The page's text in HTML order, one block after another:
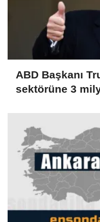
ABD Başkanı
sektörüne 3